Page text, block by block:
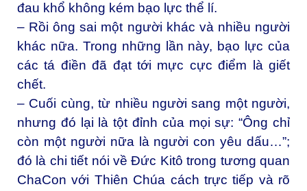
đau khổ không kém bạo lực thể lí.
– Rồi ông sai một người khác và nhiều người
khác nữa. Trong những lần này, bạo lực của
các tá điền đã đạt tới mực cực điểm là giết
chết.
– Cuối cùng, từ nhiều người sang một người,
nhưng đó lại là tột đỉnh của mọi sự: “Ông chỉ
còn một người nữa là người con yêu dấu…”;
đó là chi tiết nói về Đức Kitô trong tương quan
ChaCon với Thiên Chúa cách trực tiếp và rõ